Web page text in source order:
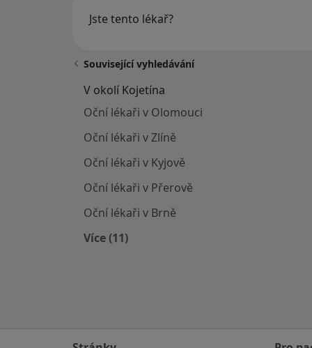
Jste tento lékař?
Související vyhledávání
V okolí Kojetína
Oční lékaři v Olomouci
Oční lékaři v Zlíně
Oční lékaři v Kyjově
Oční lékaři v Přerově
Oční lékaři v Brně
Více (11)